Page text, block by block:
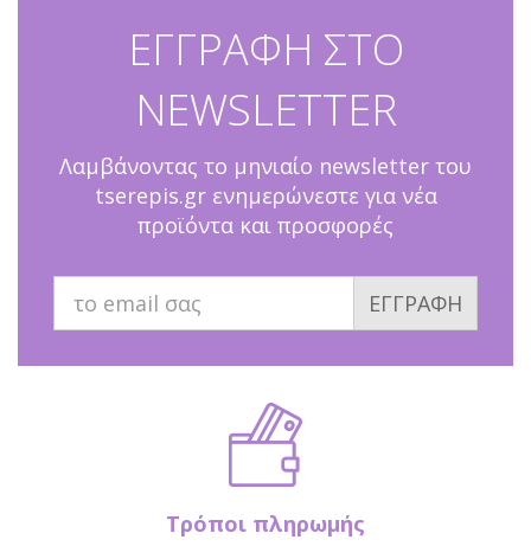
ΕΓΓΡΑΦΗ ΣΤΟ
NEWSLETTER
Λαμβάνοντας το μηνιαίο newsletter του
tserepis.gr ενημερώνεστε για νέα
προϊόντα και προσφορές
ΕΓΓΡΑΦΗ
Τρόποι πληρωμής